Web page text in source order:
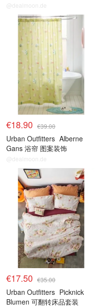
@dealmoon.de
€18.90 €39.00
Urban Outfitters Alberne
Gans 浴帘 图案装饰
@dealmoon.de
€17.50 €35.00
Urban Outfitters Picknick
Blumen 可翻转床品套装